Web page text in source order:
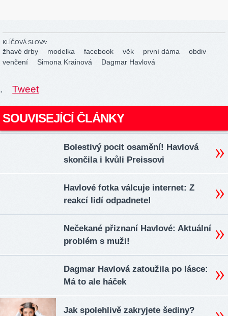
KLÍČOVÁ SLOVA:
žhavé drby modelka facebook věk první dáma
obdiv
venčení
Simona Krainová Dagmar Havlová
. Tweet
SOUVISEJÍCÍ ČLÁNKY
Bolestivý pocit osamění! Havlová
skončila i kvůli Preissovi
Havlové fotka válcuje internet: Z
reakcí lidí odpadnete!
Nečekané přiznaní Havlové: Aktuální
problém s muži!
Dagmar Havlová zatoužila po lásce:
Má to ale háček
Jak spolehlivě zakryjete šediny?